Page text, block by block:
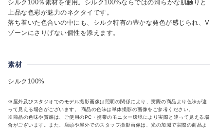
シルク100％素材を使用。シルク100%ならではの滑らかな肌触りと
上品な色彩が魅力のネクタイです。
落ち着いた色合いの中にも、シルク特有の豊かな発色が感じられ、V
ゾーンにさりげない個性を添えます。
素材
シルク100%
※屋外及びスタジオでのモデル撮影画像は照明の関係により、実際の商品より色味が違
って見える場合がございます。 商品の色味は単体撮影の画像をご参考ください。
※商品の色味や質感は、ご使用のPC・携帯のモニター環境により実際と違って見える場
合がございます。また、店頭や屋外でのスタッフ撮影画像は、光の加減で実際の商品よ